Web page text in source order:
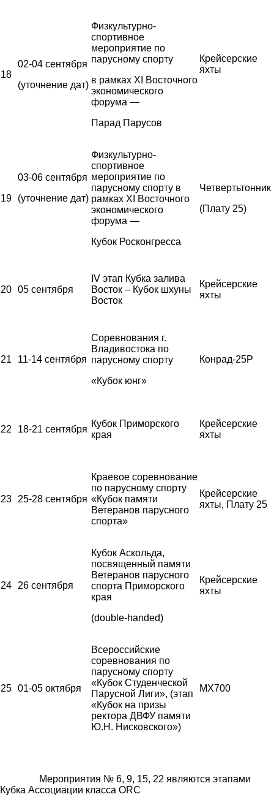
18
02-04 сентября
(уточнение дат)
Физкультурно-
спортивное
мероприятие по
парусному спорту
в рамках XI Восточного
экономического
форума —
Парад Парусов
Крейсерские
яхты
19
03-06 сентября
(уточнение дат)
Физкультурно-
спортивное
мероприятие по
парусному спорту в
рамках XI Восточного
экономического
форума —
Кубок Росконгресса
Четвертьтонник
(Плату 25)
20 05 сентября
IV этап Кубка залива
Восток – Кубок шхуны
Восток
Крейсерские
яхты
21 11-14 сентября
Соревнования г.
Владивостока по
парусному спорту
«Кубок юнг»
Конрад-25Р
22 18-21 сентября
Кубок Приморского
края
Крейсерские
яхты
23 25-28 сентября
Краевое соревнование
по парусному спорту
«Кубок памяти
Ветеранов парусного
спорта»
Крейсерские
яхты, Плату 25
24 26 сентября
Кубок Аскольда,
посвященный памяти
Ветеранов парусного
спорта Приморского
края
(double-handed)
Крейсерские
яхты
25 01-05 октября
Всероссийские
соревнования по
парусному спорту
«Кубок Студенческой
Парусной Лиги», (этап
«Кубок на призы
ректора ДВФУ памяти
Ю.Н. Нисковского»)
MX700
Мероприятия № 6, 9, 15, 22 являются этапами
Кубка Ассоциации класса ORC